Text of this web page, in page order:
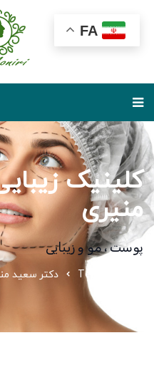
کلینیک
منیری
پوست ، مو و زیبایی
Team دکتر سعید
FA